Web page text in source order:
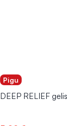
Pigu
DEEP RELIEF